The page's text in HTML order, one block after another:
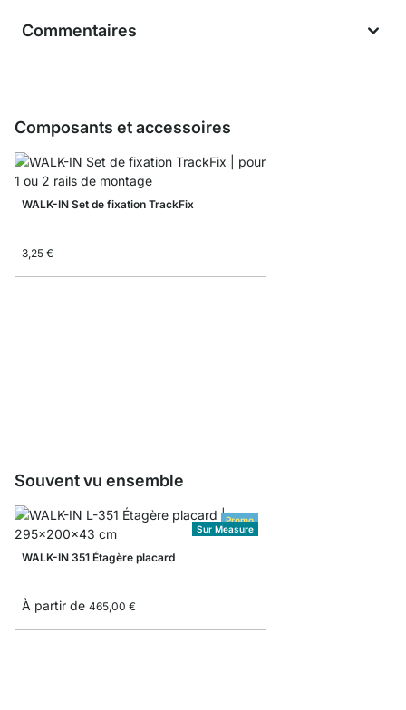
Commentaires
Composants et accessoires
WALK-IN Set de fixation TrackFix
3,25 €
Souvent vu ensemble
Promo
Sur Measure
WALK-IN 351 Étagère placard
À partir de 465,00 €